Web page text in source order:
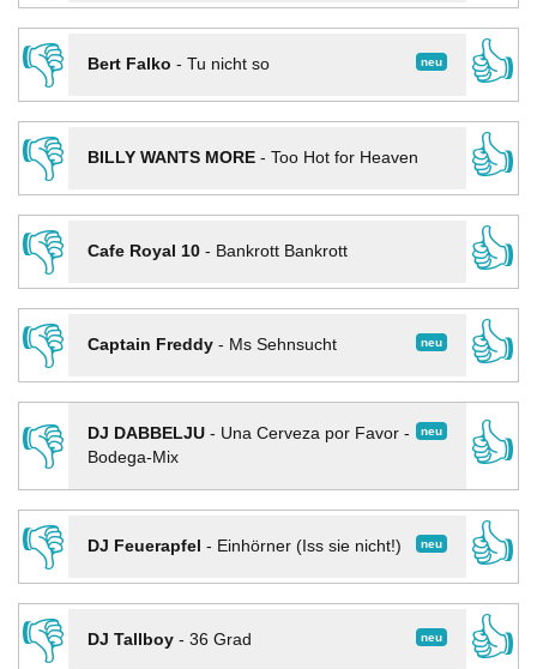
👎
neu
Bert Falko - Tu nicht so
👍
👎
BILLY WANTS MORE- Too Hot for Heaven
👍
👎
Cafe Royal 10- Bankrott Bankrott
👍
👎
neu
Captain Freddy- Ms Sehnsucht
👍
👎
neu
DJ DABBELJU- Una Cerveza por Favor -
Bodega-Mix
👍
👎
neu
DJ Feuerapfel - Einhörner (Iss sie nicht!)
👍
👎
neu
DJ Tallboy- 36 Grad
👍